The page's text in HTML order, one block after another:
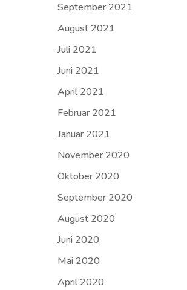
September 2021
August 2021
Juli 2021
Juni 2021
April 2021
Februar 2021
Januar 2021
November 2020
Oktober 2020
September 2020
August 2020
Juni 2020
Mai 2020
April 2020